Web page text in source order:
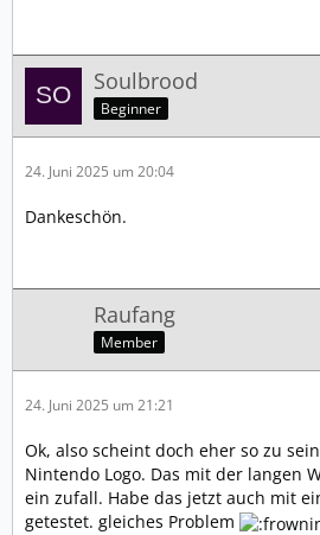
Soulbrood
Beginner
24. Juni 2025 um 20:04
Dankeschön.
Raufang
Member
24. Juni 2025 um 21:21
Ok, also scheint doch eher so zu
Nintendo Logo. Das mit der langen
ein zufall. Habe das jetzt auch mit
getestet. gleiches Problem